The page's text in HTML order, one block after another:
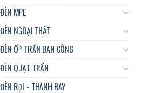
ĐÈN MPE
ĐÈN NGOẠI THẤT
ĐÈN ỐP TRẦN BAN CÔNG
ĐÈN QUẠT TRẦN
ĐÈN RỌI - THANH RAY